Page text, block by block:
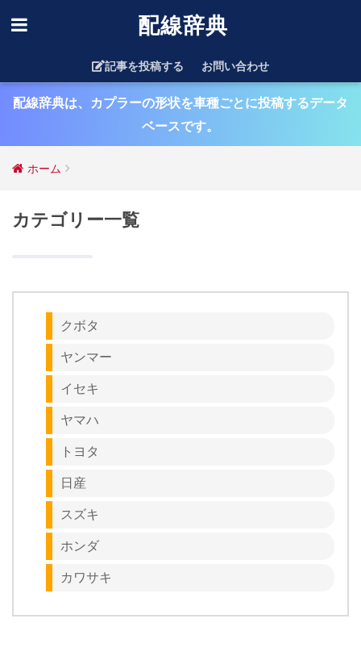
配線辞典
記事を投稿する お問い合わせ
配線辞典は、カプラーの形状を車種ごとに投稿するデータ
ベースです。
ホーム
カテゴリー一覧
クボタ
ヤンマー
イセキ
ヤマハ
トヨタ
日産
スズキ
ホンダ
カワサキ